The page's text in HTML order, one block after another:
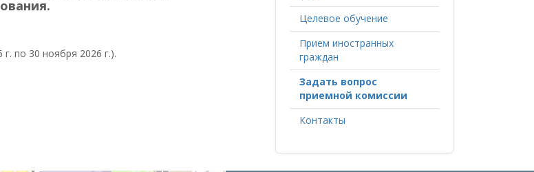
по 30 ноября 2026 г.).
Целевое обучение
Прием иностранных
граждан
Задать вопрос
приемной комиссии
Контакты